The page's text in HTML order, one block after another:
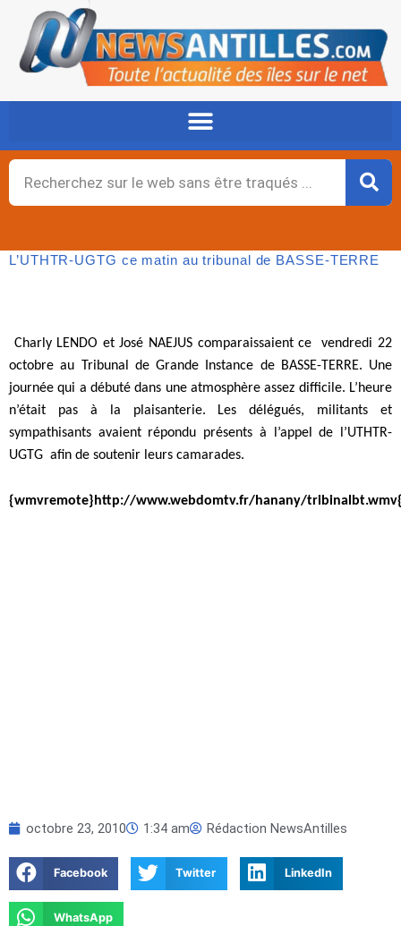
contenu
Rechercher
L’UTHTR-UGTG ce matin au tribunal de BASSE-TERRE
Charly LENDO et José NAEJUS comparaissaient ce
vendredi 22
octobre au Tribunal de Grande Instance de BASSE-TERRE. Une
journée qui a débuté dans une atmosphère assez difficile. L’heure
n’était pas à la plaisanterie. Les délégués, militants et
sympathisants avaient répondu présents à l’appel de l’UTHTR-
UGTG afin de soutenir leurs camarades.
{wmvremote}http://www.webdomtv.fr/hanany/
octobre 23, 2010 1:34 am Rédaction NewsAntilles
Facebook Twitter LinkedIn
WhatsApp